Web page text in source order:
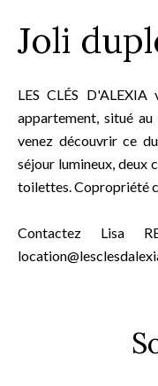
Joli
LES CLÉS
appartement, situé
venez découvrir ce
séjour lumineux, deux
toilettes. Copropriété
Contactez Lisa